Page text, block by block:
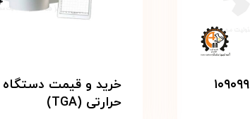
محلول تیترازول ید ۱۰۹۰۹۹
خرید و قیمت دستگاه
حرارتی (TGA)